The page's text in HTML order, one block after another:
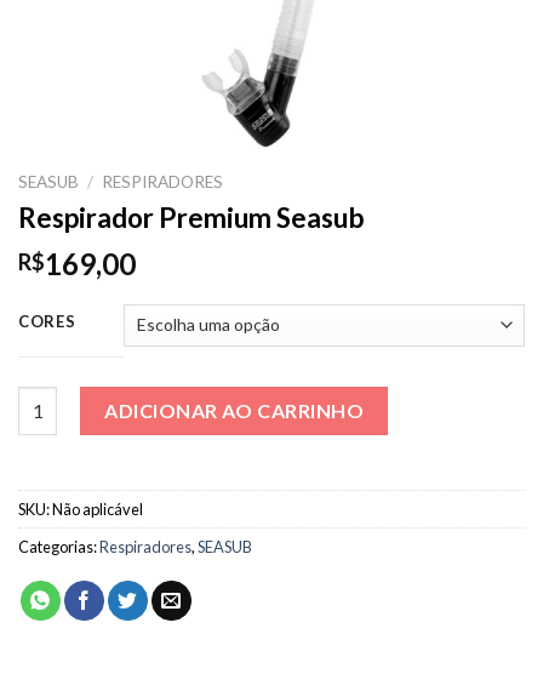
SEASUB / RESPIRADORES
Respirador Premium Seasub
R$169,00
CORES
ADICIONAR AO CARRINHO
SKU:Não aplicável
Categorias:Respiradores,SEASUB